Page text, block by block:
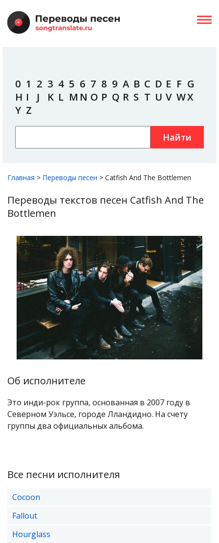
0 1 2 3 4 5 6 7 8 9 A B C D E F G
H I J K L M N O P Q R S T U V WX
Y Z
Найти
Главная > Переводы песен > Catfish And The Bottlemen
Переводы текстов песен Catfish And The
Bottlemen
Об исполнителе
Это инди-рок группа, основанная в 2007 году в
Северном Уэльсе, городе Лландидно. На счету
группы два официальных альбома.
Все песни исполнителя
Cocoon
Fallout
Hourglass